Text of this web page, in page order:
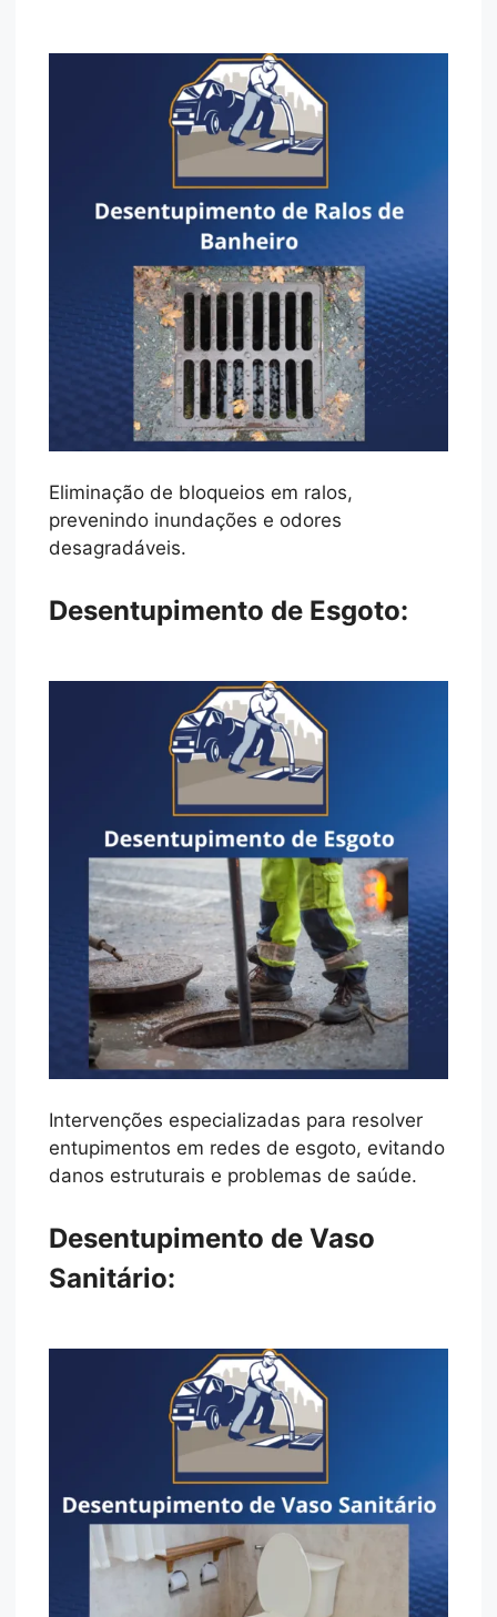
Eliminação de bloqueios em ralos,
prevenindo inundações e odores
desagradáveis.
Desentupimento de Esgoto:
Intervenções especializadas para resolver
entupimentos em redes de esgoto, evitando
danos estruturais e problemas de saúde.
Desentupimento de Vaso
Sanitário: